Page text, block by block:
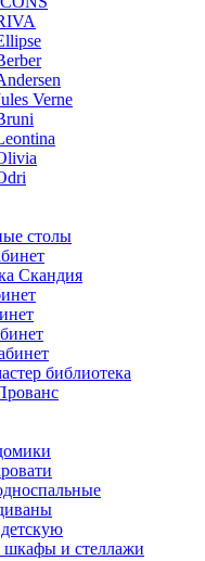
Verne
столы
Скандия
библиотека
и стеллажи